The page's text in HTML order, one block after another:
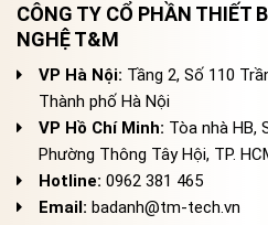
CÔNG TY CỔ PHẦN THIẾT
NGHỆ T&M
VP Hà Nội: Tầng 2, Số 110
Thành phố Hà Nội
VP Hồ Chí Minh: Tòa nhà HB,
Phường Thông Tây Hội, TP.
Hotline: 0962 381 465
Email: badanh@tm-tech.vn